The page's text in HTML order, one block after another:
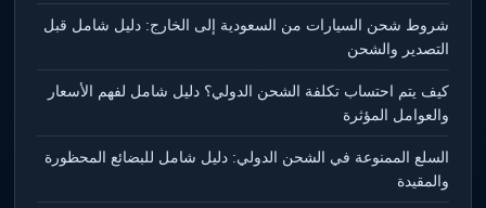
شروط شحن السيارات من السعودية إلى الخارج: دليل شامل قبل
التصدير والشحن
كيف يتم احتساب تكلفة الشحن الدولي؟ دليل شامل لفهم الأسعار
والعوامل المؤثرة
السلع الممنوعة في الشحن الدولي: دليل شامل للبضائع المحظورة
والمقيدة